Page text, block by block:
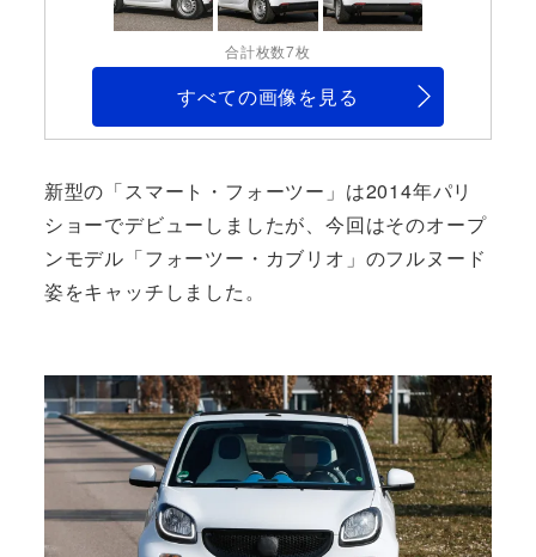
合計枚数7枚
すべての画像を見る
新型の「スマート・フォーツー」は2014年パリ
ショーでデビューしましたが、今回はそのオープ
ンモデル「フォーツー・カブリオ」のフルヌード
姿をキャッチしました。